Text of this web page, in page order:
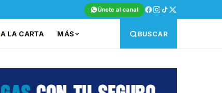
Únete al canal
A LA CARTA MÁS BUSCAR